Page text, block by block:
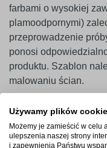
farbami o wysokiej
plamoodpornymi)
przeprowadzenie
ponosi
produktu. Szablon
malowaniu ścian.
Termin
Używamy plików cookie
Możemy je zamieścić w celu
ulepszenia naszej strony
i zapewnienia Państwu